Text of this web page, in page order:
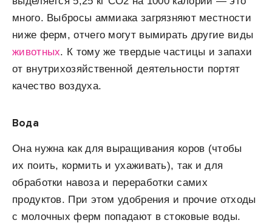
много. Выбросы аммиака загрязняют местности
ниже ферм, отчего могут вымирать другие виды
животных. К тому же твердые частицы и запахи
от внутрихозяйственной деятельности портят
качество воздуха.
Вода
Она нужна как для выращивания коров (чтобы
их поить, кормить и ухаживать), так и для
обработки навоза и переработки самих
продуктов. При этом удобрения и прочие отходы
с молочных ферм попадают в стоковые воды.